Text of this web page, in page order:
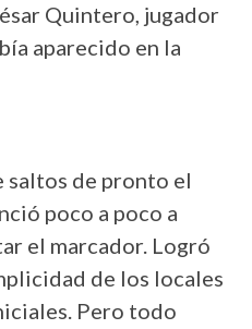
Quintero, jugador
aparecido en la
saltos de pronto el
poco a poco a
el marcador. Logró
de los locales
Pero todo